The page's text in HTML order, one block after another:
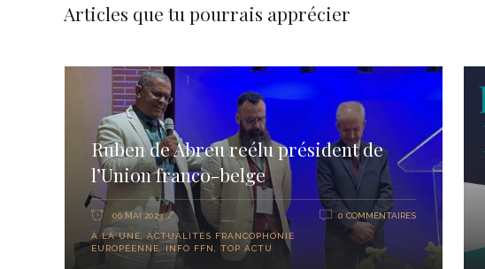
Articles que tu pourrais apprécier
Ruben de Abreu reélu président de
l’Union franco-belge
06 MAI 2023
À LA UNE
ACTUALITÉS FRANCOPHONIE
EUROPÉENNE
INFO FFN TOP ACTU
0 COMMENTAIRES